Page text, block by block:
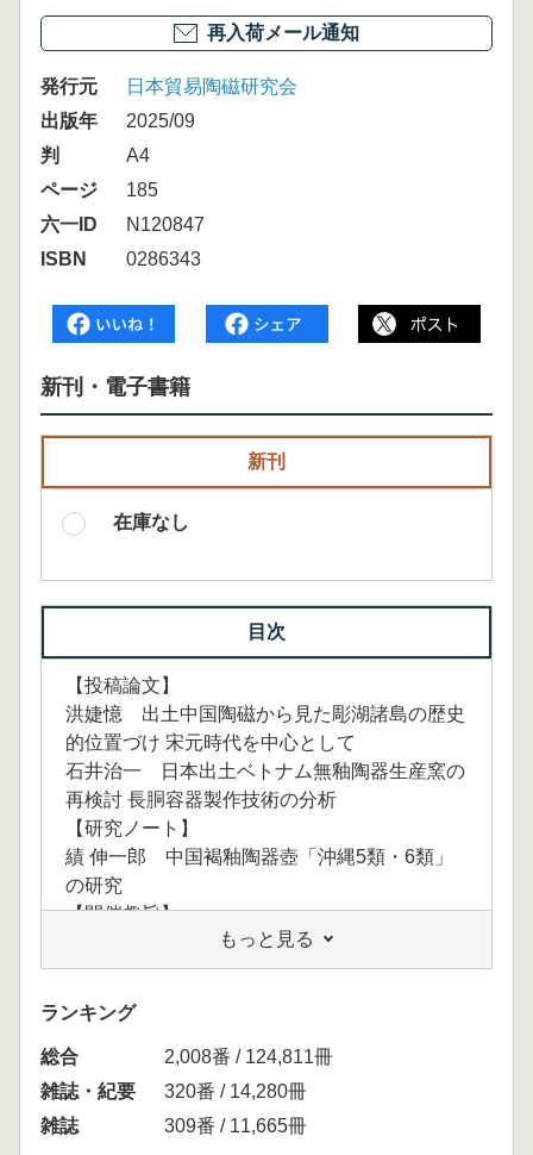
再入荷メール通知
発行元
日本貿易陶磁研究会
出版年
2025/09
判
A4
ページ
185
六一ID
N120847
ISBN
0286343
新刊・電子書籍
新刊
在庫なし
目次
【投稿論文】
洪婕憶 出土中国陶磁から見た彫湖諸島の歴史
的位置づけ 宋元時代を中心として
石井治一 日本出土ベトナム無釉陶器生産窯の
再検討 長胴容器製作技術の分析
【研究ノート】
績 伸一郎 中国褐釉陶器壺「沖縄5類・6類」
の研究
【開催趣旨】
高島裕之「北方世界の交易と貿易陶磁器」の開
催
【報告】
鈴木琢也 擦文文化期の交流・交易
八重樫忠郎 中世北海道と本州の交易 平泉藤
原氏の事例から
関根達人 前近代アイヌ社会における陶磁器受
もっと見る
ランキング
総合
2,008番 / 124,811冊
雑誌・紀要
320番 / 14,280冊
雑誌
309番 / 11,665冊